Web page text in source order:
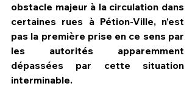
obstacle majeur à la circulation dans
certaines rues à Pétion-Ville, n’est
pas la première prise en ce sens par
les autorités apparemment
dépassées par cette situation
interminable.